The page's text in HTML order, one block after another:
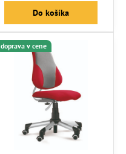
Do košíka
doprava v cene